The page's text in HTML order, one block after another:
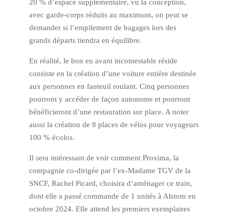
20 % d’espace supplémentaire, vu la conception,
avec garde-corps réduits au maximum, on peut se
demander si l’empilement de bagages lors des
grands départs tiendra en équilibre.
En réalité, le bon en avant incontestable réside
consiste en la création d’une voiture entière destinée
aux personnes en fauteuil roulant. Cinq personnes
pourront y accéder de façon autonome et pourront
bénéficieront d’une restauration sur place. A noter
aussi la création de 8 places de vélos pour voyageurs
100 % écolos.
Il sera intéressant de voir comment Proxima, la
compagnie co-dirigée par l’ex-Madame TGV de la
SNCF, Rachel Picard, choisira d’aménager ce train,
dont elle a passé commande de 1 unités à Alstom en
octobre 2024. Elle attend les premiers exemplaires